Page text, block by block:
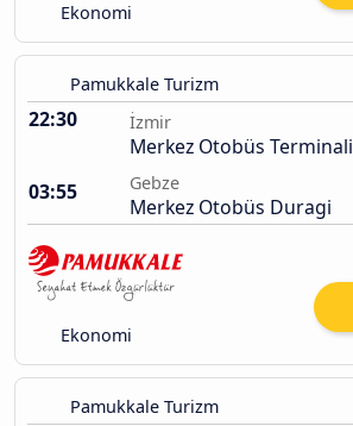
Ekonomi
Pamukkale Turizm
22:30 İzmir
Merkez Otobüs Terminali
03:55
Gebze
Merkez Otobüs Duragi
Ekonomi
Pamukkale Turizm